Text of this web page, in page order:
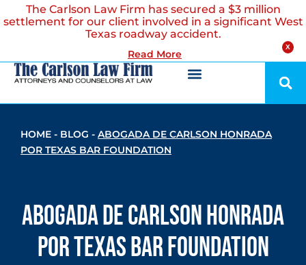
X
The Carlson Law Firm has secured a $3 million
settlement for our client involved in a significant West
Texas roadway accident.
Read More
HOME - BLOG - ABOGADA DE CARLSON HONRADA
POR TEXAS BAR FOUNDATION
Abogada de Carlson Honrada
por Texas Bar Foundation